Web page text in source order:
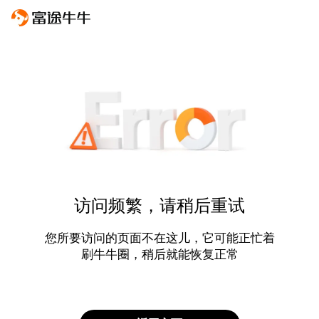
访问频繁，请稍后重试
您所要访问的页面不在这儿，它可能正忙着
刷牛牛圈，稍后就能恢复正常